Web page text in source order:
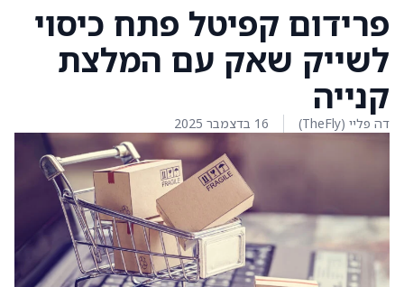
פרידום קפיטל פתח כיסוי
לשייק שאק עם המלצת
קנייה
דה פליי (TheFly) 16 בדצמבר 2025